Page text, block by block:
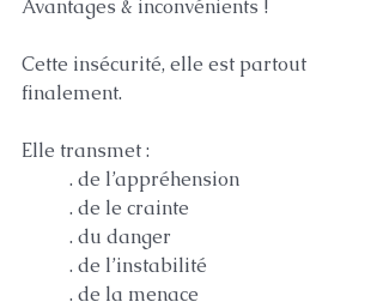
Avantages & inconvénients !
Cette insécurité, elle est partout
finalement.
Elle transmet :
	. de l’appréhension
. de le crainte
	. du danger
	. de l’instabilité
. de la menace